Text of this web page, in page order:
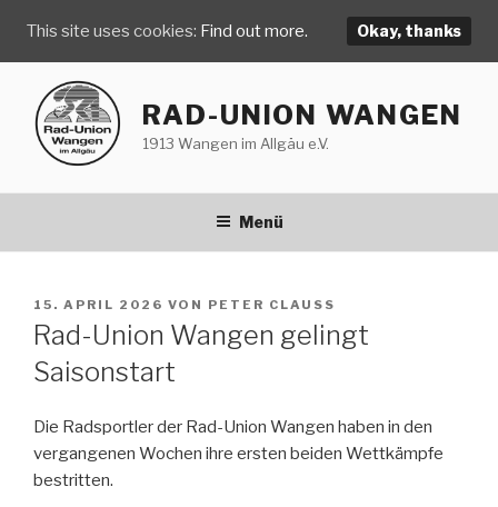
Inhalt
springen
RAD-UNION WANGEN
1913 Wangen im Allgäu e.V.
Menü
VERÖFFENTLICHT
AM
15. APRIL 2026 VON PETER CLAUSS
Rad-Union Wangen gelingt
Saisonstart
Die Radsportler der Rad-Union Wangen haben in den
vergangenen Wochen ihre ersten beiden Wettkämpfe
bestritten.
This site uses cookies: Find out more. Okay, thanks